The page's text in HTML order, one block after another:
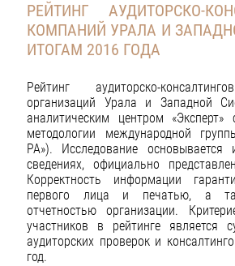
РЕЙТИНГ АУДИТОРСКО-
КОМПАНИЙ УРАЛА И
ИТОГАМ 2016 ГОДА
Рейтинг аудиторско-
организаций Урала и Западной
аналитическим центром «Эксперт»
методологии международной
РА»). Исследование основывается
сведениях, официально
Корректность информации
первого лица и печатью, а
отчетностью организации.
участников в рейтинге является
аудиторских проверок и
год.